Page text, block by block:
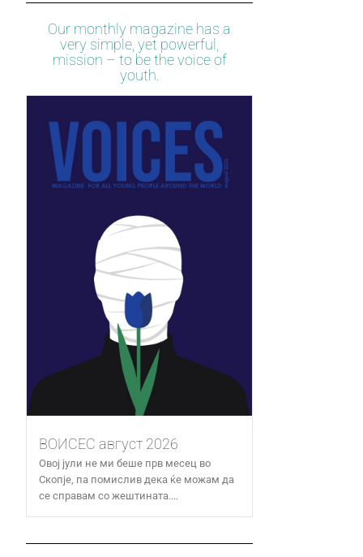
Our monthly magazine has a
very simple, yet powerful,
mission – to be the voice of
youth.
ВОИСЕС август 2026
Овој јули не ми беше прв месец во
Скопје, па помислив дека ќе можам да
се справам со жештината....